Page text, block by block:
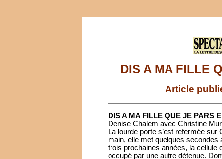
DIS A MA FILLE
Article
DIS A MA FILLE QUE JE PARS
Denise Chalem avec Christine
La lourde porte s’est refermée sur
main, elle met quelques secondes
trois prochaines années, la cellule
occupé par une autre détenue.